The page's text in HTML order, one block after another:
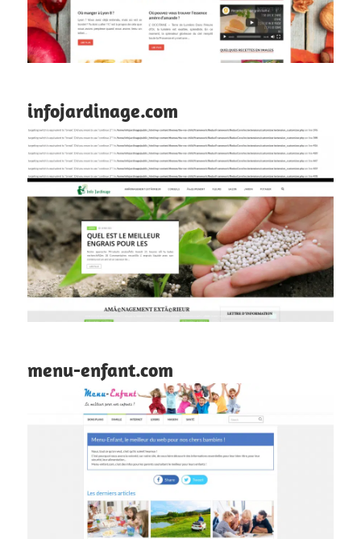
infojardinage.com
menu-enfant.com